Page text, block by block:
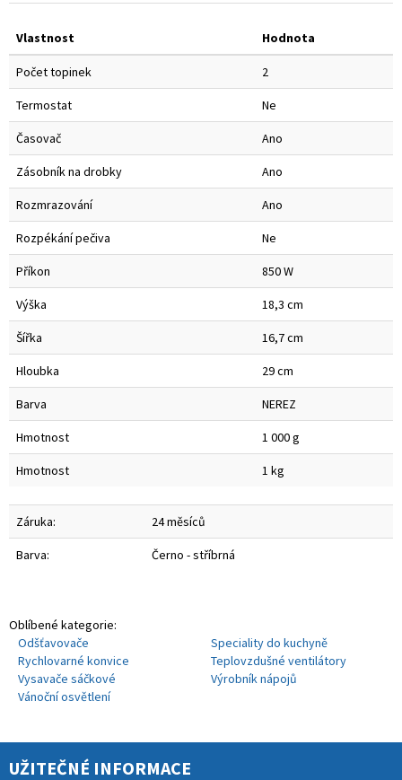
Vlastnost Hodnota
Počet topinek 2
Termostat Ne
Časovač Ano
Zásobník na drobky Ano
Rozmrazování Ano
Rozpékání pečiva Ne
Příkon 850 W
Výška 18,3 cm
Šířka 16,7 cm
Hloubka 29 cm
Barva NEREZ
Hmotnost 1 000 g
Hmotnost 1 kg
Záruka: 24 měsíců
Barva: Černo - stříbrná
Oblíbené kategorie:
Odšťavovače
Speciality do kuchyně
Rychlovarné konvice
Teplovzdušné ventilátory
Vysavače sáčkové
Výrobník nápojů
Vánoční osvětlení
UŽITEČNÉ INFORMACE